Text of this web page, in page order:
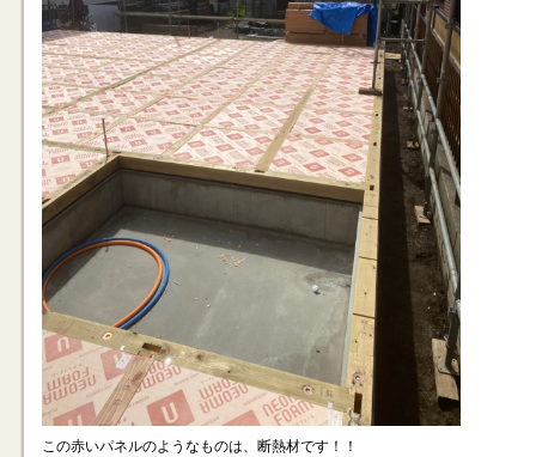
この赤いパネルのようなものは、断熱材です！！